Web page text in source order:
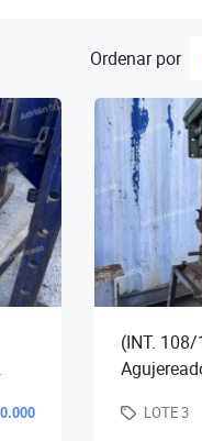
Ordenar por
(INT.
motor,
LOTE 3